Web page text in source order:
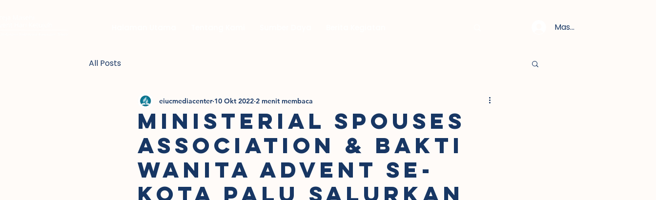
Masuk
All Posts
Ministerial Spouses
Association & Bakti
Wanita Advent se-
kota Palu salurkan
eiucmediacenter 10 Okt 2022 2 menit membaca